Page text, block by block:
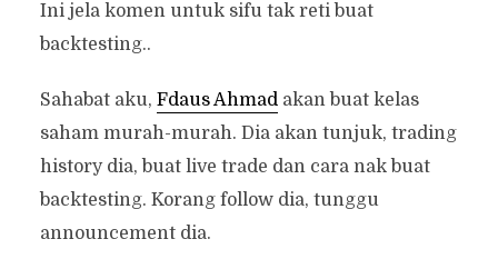
Ini jela komen untuk sifu tak reti buat
backtesting..
Sahabat aku, Fdaus Ahmadakan buat kelas
saham murah-murah. Dia akan tunjuk, trading
history dia, buat live trade dan cara nak buat
backtesting. Korang follow dia, tunggu
announcement dia.